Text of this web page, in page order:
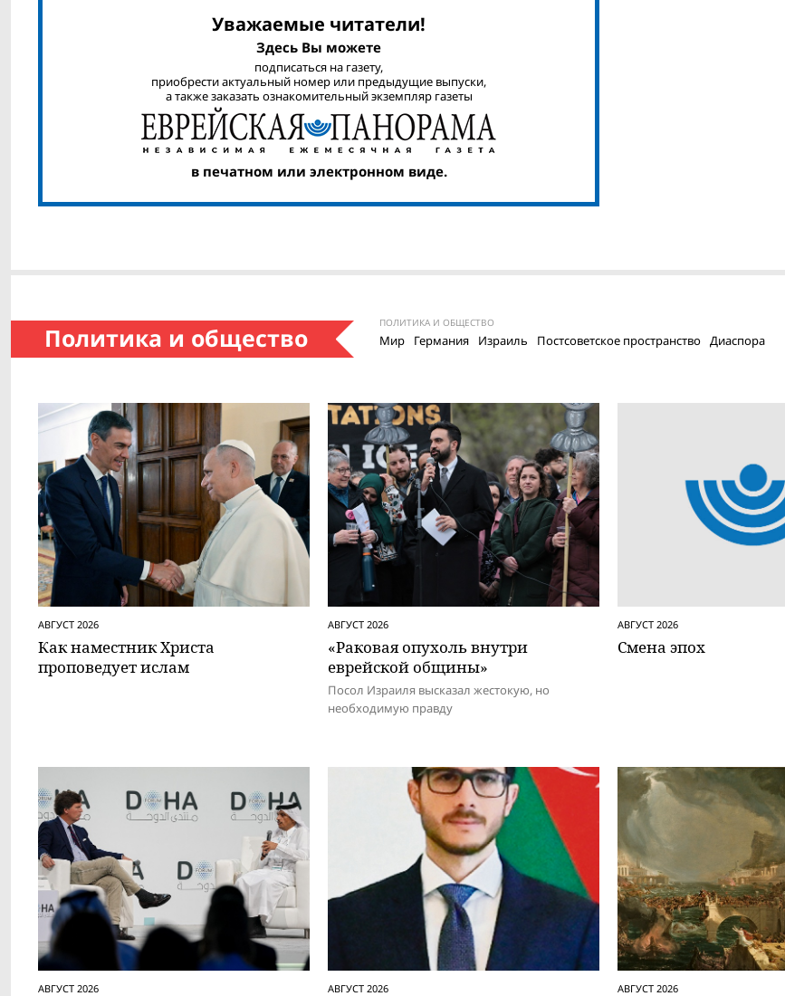
Уважаемые читатели!
Здесь Вы можете
подписаться на газету,
приобрести актуальный номер или предыдущие выпуски,
а также заказать ознакомительный экземпляр газеты
в печатном или электронном виде.
Политика и общество ПОЛИТИКА И ОБЩЕСТВО
Мир Германия Израиль Постсоветское пространство Диаспора
АВГУСТ 2026
Как наместник Христа
проповедует ислам
АВГУСТ 2026
«Раковая опухоль внутри
еврейской общины»
Посол Израиля высказал жестокую, но
необходимую правду
АВГУСТ 2026
Смена эпох
АВГУСТ 2026 АВГУСТ 2026 АВГУСТ 2026